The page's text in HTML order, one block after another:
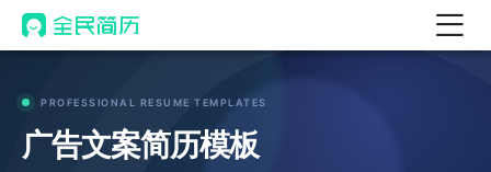
AI 生成简历
PROFESSIONAL RESUME TEMPLATES
广告文案简历模板